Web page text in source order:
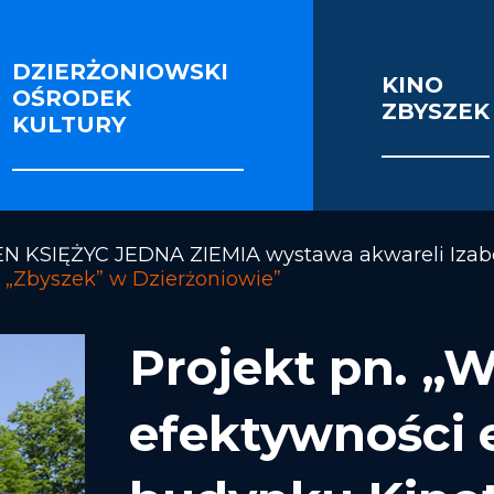
I SEKCJE VIDEO
ENERGETYCZNEJ BUDYNKU
DZIERŻONIOWSKI
OŚRODEK
KULTURY
KINO
ZBYSZEK
KSIĘŻYC JEDNA ZIEMIA wystawa akwareli
w Dzierżoniowie”
Projekt pn.
efektywności